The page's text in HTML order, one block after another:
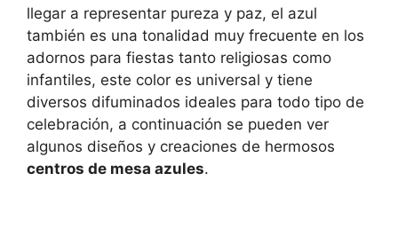
llegar a representar pureza y paz, el azul
también es una tonalidad muy frecuente en los
adornos para fiestas tanto religiosas como
infantiles, este color es universal y tiene
diversos difuminados ideales para todo tipo de
celebración, a continuación se pueden ver
algunos diseños y creaciones de hermosos
centros de mesa azules.